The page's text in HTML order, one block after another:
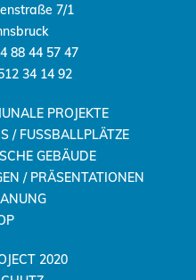
7/1
88 44 57 47
34 14 92
PROJEKTE
/ FUSSBALLPLÄTZE
GEBÄUDE
/ PRÄSENTATIONEN
2020